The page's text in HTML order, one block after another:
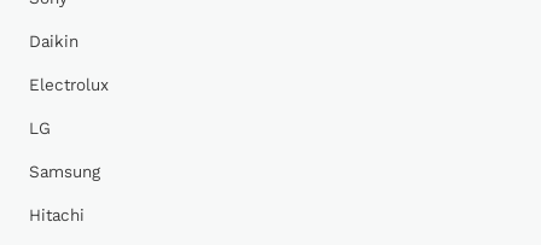
Daikin
Electrolux
LG
Samsung
Hitachi